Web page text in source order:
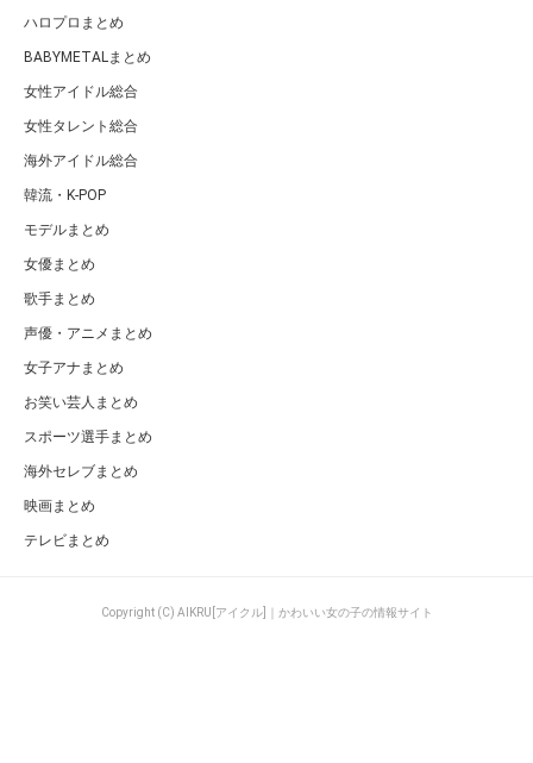
ハロプロまとめ
BABYMETALまとめ
女性アイドル総合
女性タレント総合
海外アイドル総合
韓流・K-POP
モデルまとめ
女優まとめ
歌手まとめ
声優・アニメまとめ
女子アナまとめ
お笑い芸人まとめ
スポーツ選手まとめ
海外セレブまとめ
映画まとめ
テレビまとめ
Copyright (C) AIKRU[アイクル]｜かわいい女の子の情報サイト